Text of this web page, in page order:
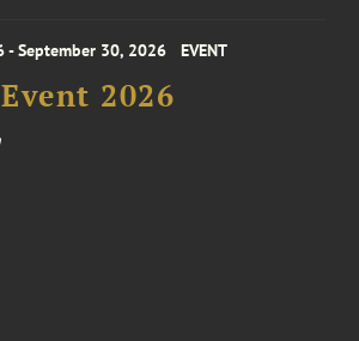
- September 30, 2026 EVENT
2026